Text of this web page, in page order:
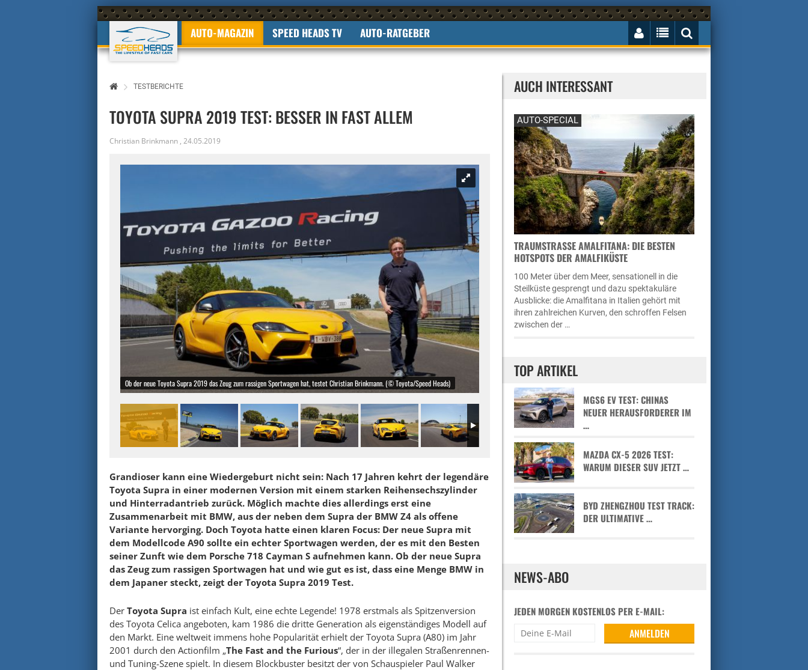
AUTO-MAGAZIN SPEED HEADS TV AUTO-RATGEBER
TESTBERICHTE
TOYOTA SUPRA 2019 TEST: BESSER IN FAST ALLEM
Christian Brinkmann , 24.05.2019
Ob der neue Toyota Supra 2019 das Zeug zum rassigen Sportwagen hat, testet Christian Brinkmann. (© Toyota/Speed Heads)
Grandioser kann eine Wiedergeburt nicht sein: Nach 17 Jahren kehrt der legendäre
Toyota Supra in einer modernen Version mit einem starken Reihensechszylinder
und Hinterradantrieb zurück. Möglich machte dies allerdings erst eine
Zusammenarbeit mit BMW, aus der neben dem Supra der BMW Z4 als offene
Variante hervorging. Doch Toyota hatte einen klaren Focus: Der neue Supra mit
dem Modellcode A90 sollte ein echter Sportwagen werden, der es mit den Besten
seiner Zunft wie dem Porsche 718 Cayman S aufnehmen kann. Ob der neue Supra
das Zeug zum rassigen Sportwagen hat und wie gut es ist, dass eine Menge BMW in
dem Japaner steckt, zeigt der Toyota Supra 2019 Test.
Der Toyota Supra ist einfach Kult, eine echte Legende! 1978 erstmals als Spitzenversion
des Toyota Celica angeboten, kam 1986 die dritte Generation als eigenständiges Modell auf
den Markt. Eine weltweit immens hohe Popularität erhielt der Toyota Supra (A80) im Jahr
2001 durch den Actionfilm „The Fast and the Furious“, der in der illegalen Straßenrennen-
und Tuning-Szene spielt. In diesem Blockbuster besitzt der von Schauspieler Paul Walker
AUCH INTERESSANT
AUTO-SPECIAL
TRAUMSTRASSE AMALFITANA: DIE BESTEN H
OTSPOTS DER AMALFIKÜSTE
100 Meter über dem Meer, sensationell in die
Steilküste gesprengt und dazu spektakuläre
Ausblicke: die Amalfitana in Italien gehört mit
ihren zahlreichen Kurven, den schroffen Felsen
zwischen der …
TOP ARTIKEL
MGS6 EV TEST: CHINAS
NEUER HERAUSFORDERER IM
…
MAZDA CX-5 2026 TEST:
WARUM DIESER SUV JETZT …
BYD ZHENGZHOU TEST TRACK:
DER ULTIMATIVE …
NEWS-ABO
JEDEN MORGEN KOSTENLOS PER E-MAIL: